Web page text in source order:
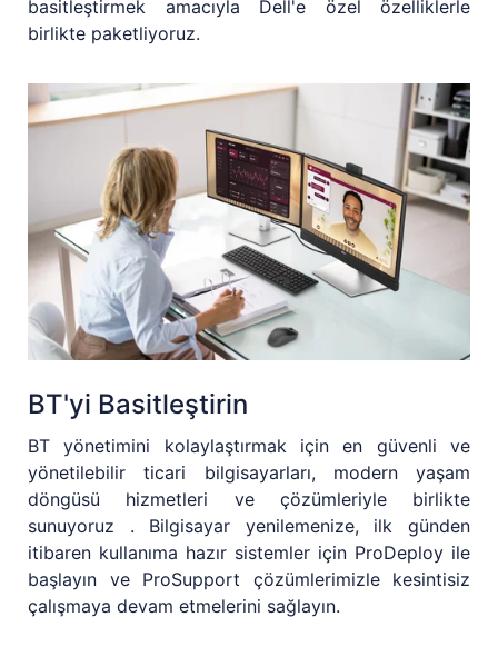
basitleştirmek amacıyla Dell'e özel özelliklerle
birlikte paketliyoruz.
BT'yi Basitleştirin
BT yönetimini kolaylaştırmak için en güvenli ve
yönetilebilir ticari bilgisayarları, modern yaşam
döngüsü hizmetleri ve çözümleriyle birlikte
sunuyoruz . Bilgisayar yenilemenize, ilk günden
itibaren kullanıma hazır sistemler için ProDeploy ile
başlayın ve ProSupport çözümlerimizle kesintisiz
çalışmaya devam etmelerini sağlayın.